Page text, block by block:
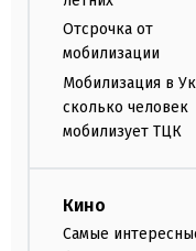
Отсрочка от
мобилизации
Мобилизация в
сколько человек
мобилизует ТЦК
Кино
Самые